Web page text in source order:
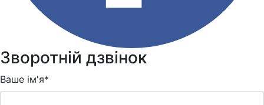
Зворотній дзвінок
Ваше ім'я*